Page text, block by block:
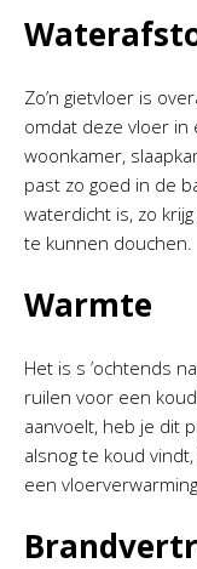
Zo’n gietvloer is
omdat deze vloer in
woonkamer,
past zo goed in de
waterdicht is, zo
te kunnen douchen.
Warmte
Het is s ’ochtends
ruilen voor een
aanvoelt, heb je dit
alsnog te koud
een